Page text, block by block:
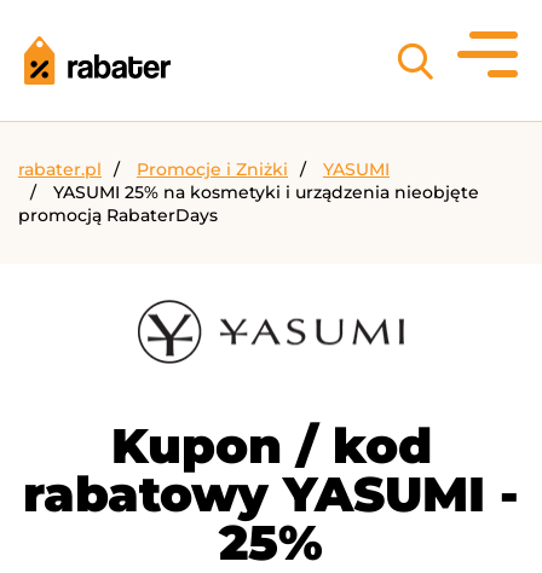
rabater.pl Promocje i Zniżki
YASUMI
YASUMI 25% na kosmetyki i urządzenia nieobjęte
promocją RabaterDays
Kupon / kod
rabatowy YASUMI -
25%